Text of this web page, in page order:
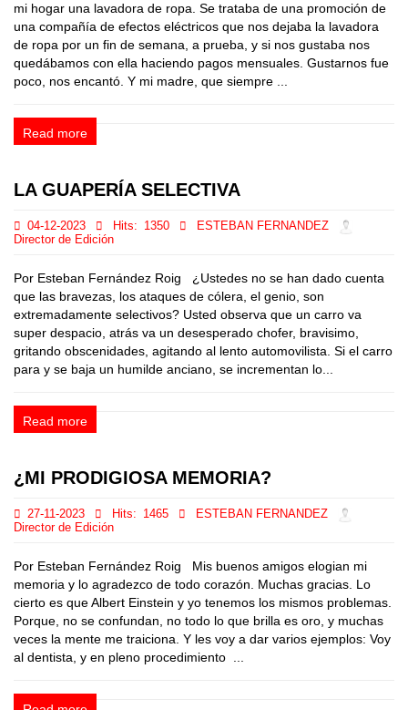
mi hogar una lavadora de ropa. Se trataba de una promoción de
una compañía de efectos eléctricos que nos dejaba la lavadora
de ropa por un fin de semana, a prueba, y si nos gustaba nos
quedábamos con ella haciendo pagos mensuales. Gustarnos fue
poco, nos encantó. Y mi madre, que siempre ...
Read more
LA GUAPERÍA SELECTIVA
04-12-2023 Hits: 1350
ESTEBAN FERNANDEZ
Director de Edición
Por Esteban Fernández Roig ¿Ustedes no se han dado cuenta
que las bravezas, los ataques de cólera, el genio, son
extremadamente selectivos? Usted observa que un carro va
super despacio, atrás va un desesperado chofer, bravisimo,
gritando obscenidades, agitando al lento automovilista. Si el carro
para y se baja un humilde anciano, se incrementan lo...
Read more
¿MI PRODIGIOSA MEMORIA?
27-11-2023 Hits: 1465
ESTEBAN FERNANDEZ
Director de Edición
Por Esteban Fernández Roig Mis buenos amigos elogian mi
memoria y lo agradezco de todo corazón. Muchas gracias. Lo
cierto es que Albert Einstein y yo tenemos los mismos problemas.
Porque, no se confundan, no todo lo que brilla es oro, y muchas
veces la mente me traiciona. Y les voy a dar varios ejemplos: Voy
al dentista, y en pleno procedimiento ...